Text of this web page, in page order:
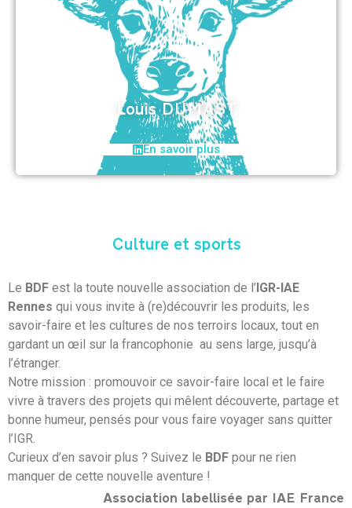
Louis DUMAST
En savoir plus
Culture et sports
Le BDF est la toute nouvelle association de l’IGR-IAE
Rennes qui vous invite à (re)découvrir les produits, les
savoir-faire et les cultures de nos terroirs locaux, tout en
gardant un œil sur la francophonie au sens large, jusqu’à
l’étranger.
Notre mission : promouvoir ce savoir-faire local et le faire
vivre à travers des projets qui mêlent découverte, partage et
bonne humeur, pensés pour vous faire voyager sans quitter
l’IGR.
Curieux d’en savoir plus ? Suivez le BDF pour ne rien
manquer de cette nouvelle aventure !
Association labellisée par IAE France